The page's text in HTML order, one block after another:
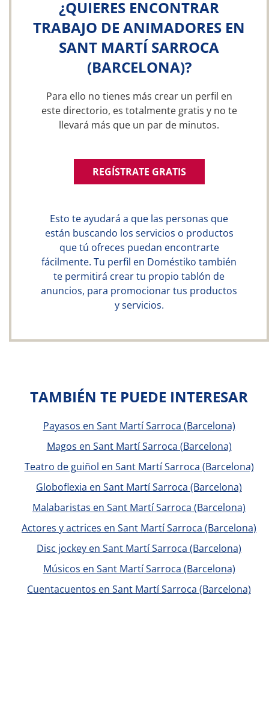
¿QUIERES ENCONTRAR
TRABAJO DE ANIMADORES EN
SANT MARTÍ SARROCA
(BARCELONA)?
Para ello no tienes más crear un perfil en
este directorio, es totalmente gratis y no te
llevará más que un par de minutos.
REGÍSTRATE GRATIS
Esto te ayudará a que las personas que
están buscando los servicios o productos
que tú ofreces puedan encontrarte
fácilmente. Tu perfil en Doméstiko también
te permitirá crear tu propio tablón de
anuncios, para promocionar tus productos
y servicios.
TAMBIÉN TE PUEDE INTERESAR
Payasos en Sant Martí Sarroca (Barcelona)
Magos en Sant Martí Sarroca (Barcelona)
Teatro de guiñol en Sant Martí Sarroca (Barcelona)
Globoflexia en Sant Martí Sarroca (Barcelona)
Malabaristas en Sant Martí Sarroca (Barcelona)
Actores y actrices en Sant Martí Sarroca (Barcelona)
Disc jockey en Sant Martí Sarroca (Barcelona)
Músicos en Sant Martí Sarroca (Barcelona)
Cuentacuentos en Sant Martí Sarroca (Barcelona)